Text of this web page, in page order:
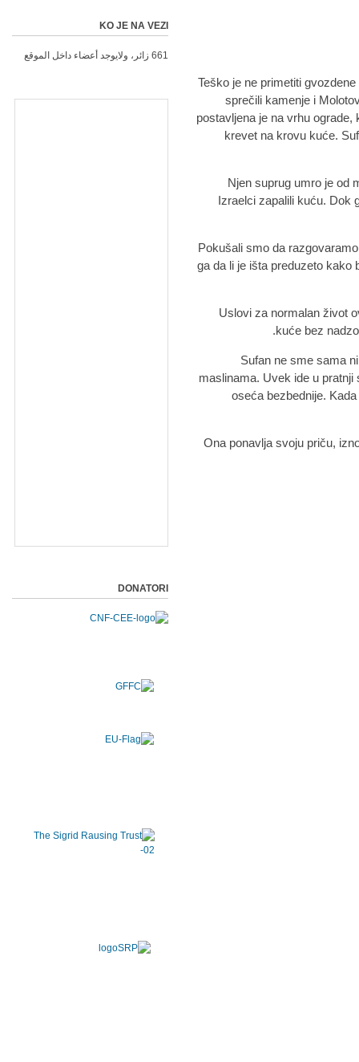
Teško je ne primetiti
sprečili kamenje i
postavljena je na vrhu ograde,
krevet na krovu kuće.
Njen suprug umro je od
Izraelci zapalili kuću. Dok
Pokušali smo da
ga da li je išta preduzeto kako
Uslovi za normalan život
kuće bez
Sufan ne sme sama
maslinama. Uvek ide u
oseća bezbednije.
Ona ponavlja svoju priču,
KO JE NA VEZI
661 زائر، ولايوجد أعضاء داخل الموقع
DONATORI